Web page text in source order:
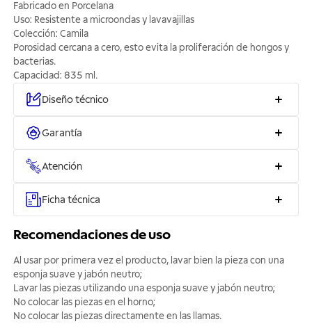
Fabricado en Porcelana
Uso: Resistente a microondas y lavavajillas
Colección: Camila
Porosidad cercana a cero, esto evita la proliferación de hongos y
bacterias.
Capacidad: 835 ml.
Diseño técnico
Garantía
Atención
Ficha técnica
Recomendaciones de uso
Al usar por primera vez el producto, lavar bien la pieza con una
esponja suave y jabón neutro;
Lavar las piezas utilizando una esponja suave y jabón neutro;
No colocar las piezas en el horno;
No colocar las piezas directamente en las llamas.